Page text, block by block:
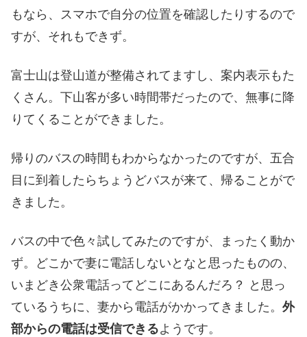
もなら、スマホで自分の位置を確認したりするので
すが、それもできず。
富士山は登山道が整備されてますし、案内表示もた
くさん。下山客が多い時間帯だったので、無事に降
りてくることができました。
帰りのバスの時間もわからなかったのですが、五合
目に到着したらちょうどバスが来て、帰ることがで
きました。
バスの中で色々試してみたのですが、まったく動か
ず。どこかで妻に電話しないとなと思ったものの、
いまどき公衆電話ってどこにあるんだろ？ と思っ
ているうちに、妻から電話がかかってきました。 外
部からの電話は受信できるようです。